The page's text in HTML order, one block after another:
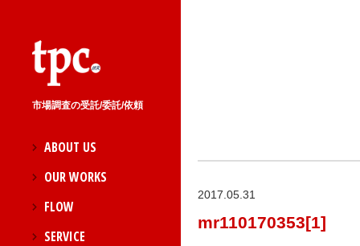
市場調査の受託/委託/依頼
ABOUT US
OUR WORKS
FLOW
SERVICE
2017.05.31
mr110170353[1]